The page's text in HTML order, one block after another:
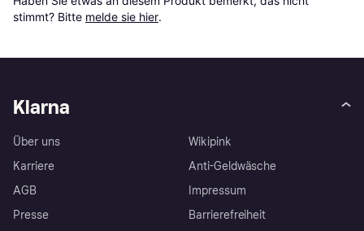
stimmt? Bitte melde sie hier.
Klarna
Über uns
Karriere
AGB
Presse
Wikipink
Anti-Geldwäsche
Impressum
Barrierefreiheit